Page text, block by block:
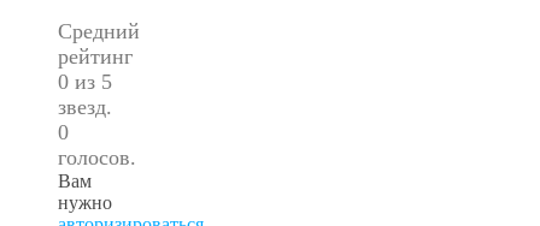
Средний
рейтинг
0 из 5
звезд.
0
голосов.
Вам
нужно